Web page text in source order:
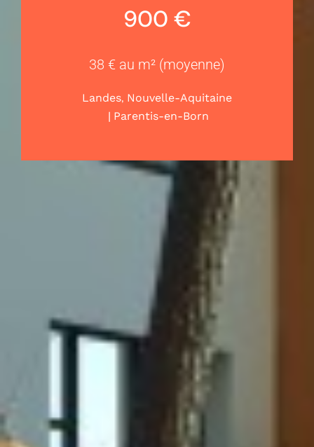
900 €
38 € au m² (moyenne)
Landes, Nouvelle-Aquitaine
| Parentis-en-Born